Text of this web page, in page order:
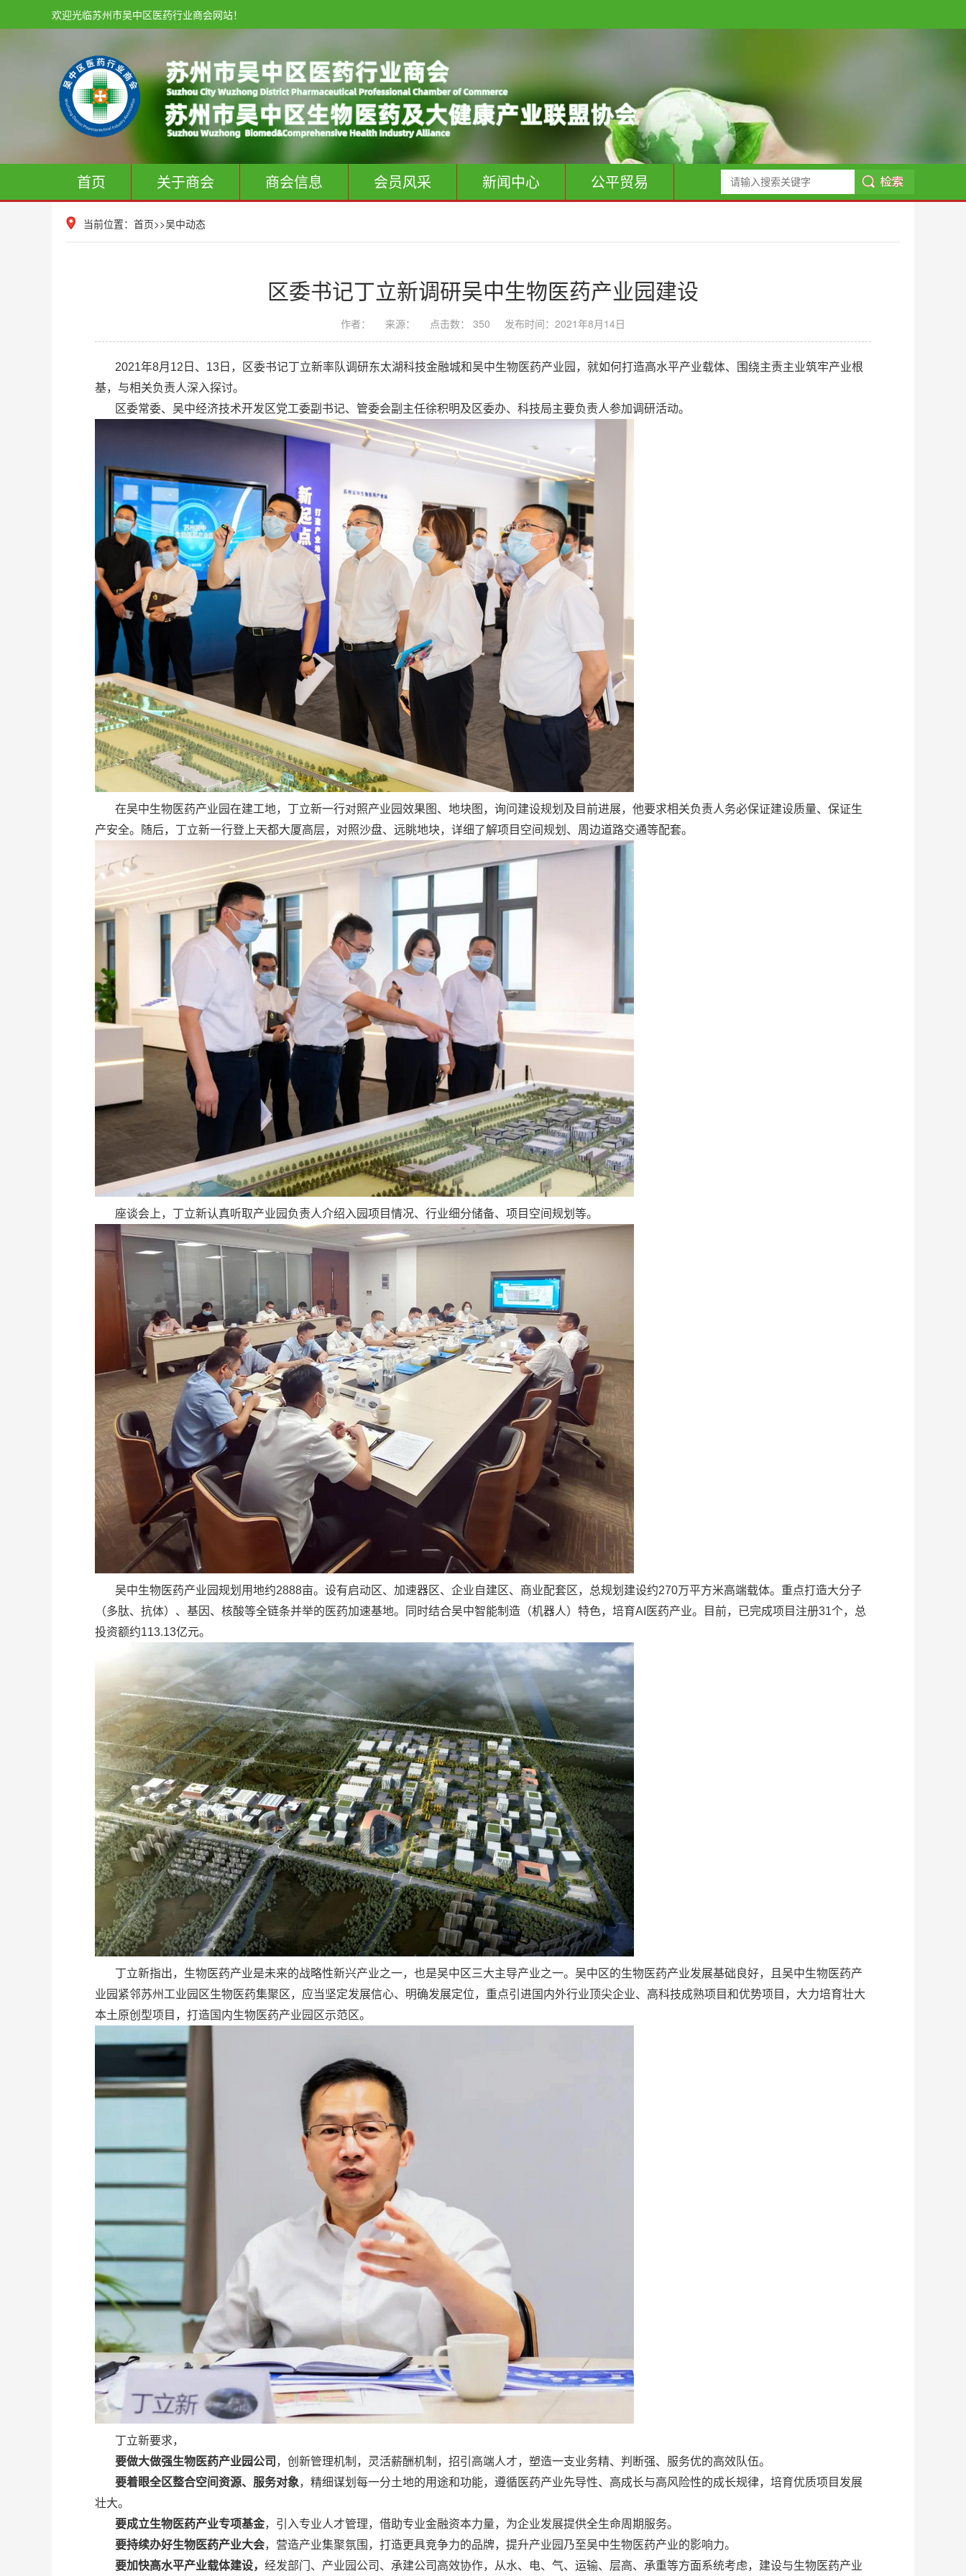
欢迎光临苏州市吴中区医药行业商会网站！
首页 关于商会 商会信息 会员风采 新闻中心 公平贸易
当前位置： 首页>>吴中动态
区委书记丁立新调研吴中生物医药产业园建设
作者： 来源： 点击数： 350 发布时间：2021年8月14日
2021年8月12日、13日，区委书记丁立新率队调研东太湖科技金融城和吴中生物医药产业园，就如何打造高水平产业载体、围绕主责主业筑牢产业根
基，与相关负责人深入探讨。
区委常委、吴中经济技术开发区党工委副书记、管委会副主任徐积明及区委办、科技局主要负责人参加调研活动。
在吴中生物医药产业园在建工地，丁立新一行对照产业园效果图、地块图，询问建设规划及目前进展，他要求相关负责人务必保证建设质量、保证生
产安全。随后，丁立新一行登上天都大厦高层，对照沙盘、远眺地块，详细了解项目空间规划、周边道路交通等配套。
座谈会上，丁立新认真听取产业园负责人介绍入园项目情况、行业细分储备、项目空间规划等。
吴中生物医药产业园规划用地约2888亩。设有启动区、加速器区、企业自建区、商业配套区，总规划建设约270万平方米高端载体。重点打造大分子
（多肽、抗体）、基因、核酸等全链条并举的医药加速基地。同时结合吴中智能制造（机器人）特色，培育AI医药产业。目前，已完成项目注册31个，总
投资额约113.13亿元。
丁立新指出，生物医药产业是未来的战略性新兴产业之一，也是吴中区三大主导产业之一。吴中区的生物医药产业发展基础良好，且吴中生物医药产
业园紧邻苏州工业园区生物医药集聚区，应当坚定发展信心、明确发展定位，重点引进国内外行业顶尖企业、高科技成熟项目和优势项目，大力培育壮大
本土原创型项目，打造国内生物医药产业园区示范区。
丁立新要求，
要做大做强生物医药产业园公司 ，创新管理机制，灵活薪酬机制，招引高端人才，塑造一支业务精、判断强、服务优的高效队伍。
要着眼全区整合空间资源、服务对象，精细谋划每一分土地的用途和功能，遵循医药产业先导性、高成长与高风险性的成长规律，培育优质项目发展
壮大。
要成立生物医药产业专项基金，引入专业人才管理，借助专业金融资本力量，为企业发展提供全生命周期服务。
要持续办好生物医药产业大会，营造产业集聚氛围，打造更具竞争力的品牌，提升产业园乃至吴中生物医药产业的影响力。
要加快高水平产业载体建设， 经发部门、产业园公司、承建公司高效协作，从水、电、气、运输、层高、承重等方面系统考虑，建设与生物医药产业